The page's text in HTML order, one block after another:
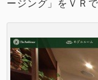
ージング」をＶＲ